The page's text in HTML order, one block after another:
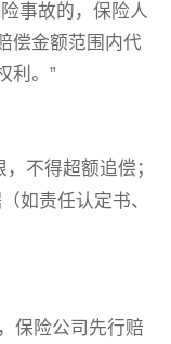
事故的，保险人
偿金额范围内代
利。”
不得超额追偿；
如责任认定书、
保险公司先行赔